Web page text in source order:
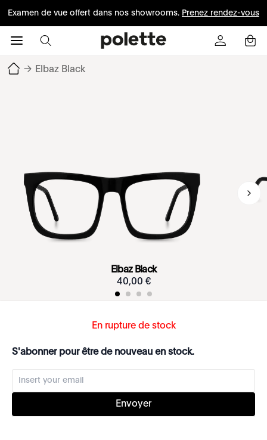
Examen de vue offert dans nos showrooms. Prenez rendez-vous
→ Elbaz Black
Elbaz Black
40,00 €
En rupture de stock
S'abonner pour être de nouveau en stock.
Envoyer